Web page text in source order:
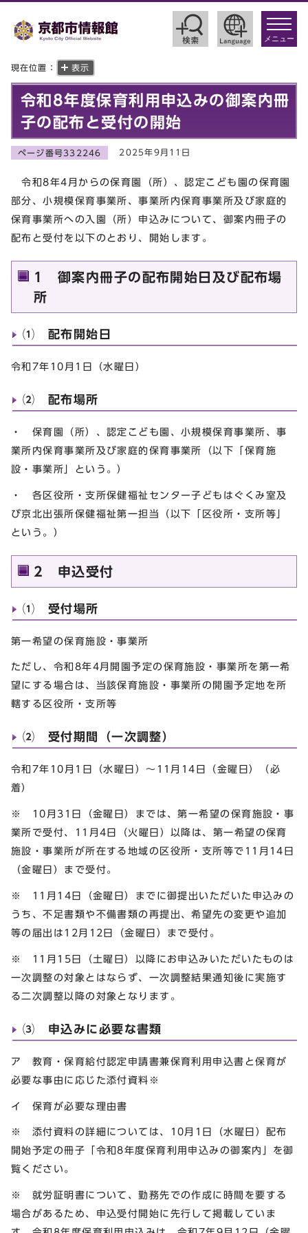
toggle
メニュー
現在位置： 表示
令和8年度保育利用申込みの御案内冊
子の配布と受付の開始
ページ番号332246 2025年9月11日
令和8年4月からの保育園（所）、認定こども園の保育園
部分、小規模保育事業所、事業所内保育事業所及び家庭的
保育事業所への入園（所）申込みについて、御案内冊子の
配布と受付を以下のとおり、開始します。
1 御案内冊子の配布開始日及び配布場
所
⑴ 配布開始日
令和7年10月1日（水曜日）
⑵ 配布場所
・ 保育園（所）、認定こども園、小規模保育事業所、事
業所内保育事業所及び家庭的保育事業所（以下「保育施
設・事業所」という。）
・ 各区役所・支所保健福祉センター子どもはぐくみ室及
び京北出張所保健福祉第一担当（以下「区役所・支所等」
という。）
2 申込受付
⑴ 受付場所
第一希望の保育施設・事業所
ただし、令和8年4月開園予定の保育施設・事業所を第一希
望にする場合は、当該保育施設・事業所の開園予定地を所
轄する区役所・支所等
⑵ 受付期間（一次調整）
令和7年10月1日（水曜日）～11月14日（金曜日）（必
着）
※ 10月31日（金曜日）までは、第一希望の保育施設・事
業所で受付、11月4日（火曜日）以降は、第一希望の保育
施設・事業所が所在する地域の区役所・支所等で11月14日
（金曜日）まで受付。
※ 11月14日（金曜日）までに御提出いただいた申込みの
うち、不足書類や不備書類の再提出、希望先の変更や追加
等の届出は12月12日（金曜日）まで受付。
※ 11月15日（土曜日）以降にお申込みいただいたものは
一次調整の対象とはならず、一次調整結果通知後に実施す
る二次調整以降の対象となります。
⑶ 申込みに必要な書類
ア 教育・保育給付認定申請書兼保育利用申込書と保育が
必要な事由に応じた添付資料※
イ 保育が必要な理由書
※ 添付資料の詳細については、10月1日（水曜日）配布
開始予定の冊子「令和8年度保育利用申込みの御案内」を御
覧ください。
※ 就労証明書について、勤務先での作成に時間を要する
場合があるため、申込受付開始に先行して掲載していま